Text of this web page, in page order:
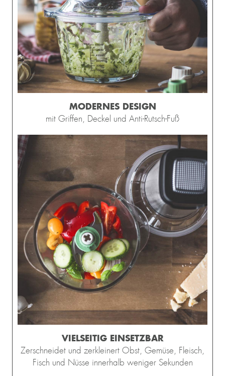
MODERNES DESIGN
mit Griffen, Deckel und Anti-Rutsch-Fuß
VIELSEITIG EINSETZBAR
Zerschneidet und zerkleinert Obst, Gemüse, Fleisch,
Fisch und Nüsse innerhalb weniger Sekunden